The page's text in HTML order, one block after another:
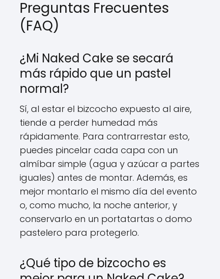
Preguntas Frecuentes
(FAQ)
¿Mi Naked Cake se secará
más rápido que un pastel
normal?
Sí, al estar el bizcocho expuesto al aire,
tiende a perder humedad más
rápidamente. Para contrarrestar esto,
puedes pincelar cada capa con un
almíbar simple (agua y azúcar a partes
iguales) antes de montar. Además, es
mejor montarlo el mismo día del evento
o, como mucho, la noche anterior, y
conservarlo en un portatartas o domo
pastelero para protegerlo.
¿Qué tipo de bizcocho es